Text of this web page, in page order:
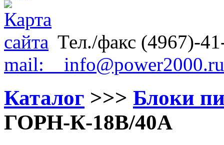
Тел./факс (4967)-
mail: info@power2000.ru
Каталог >>> Блоки
ГОРН-К-18В/40А